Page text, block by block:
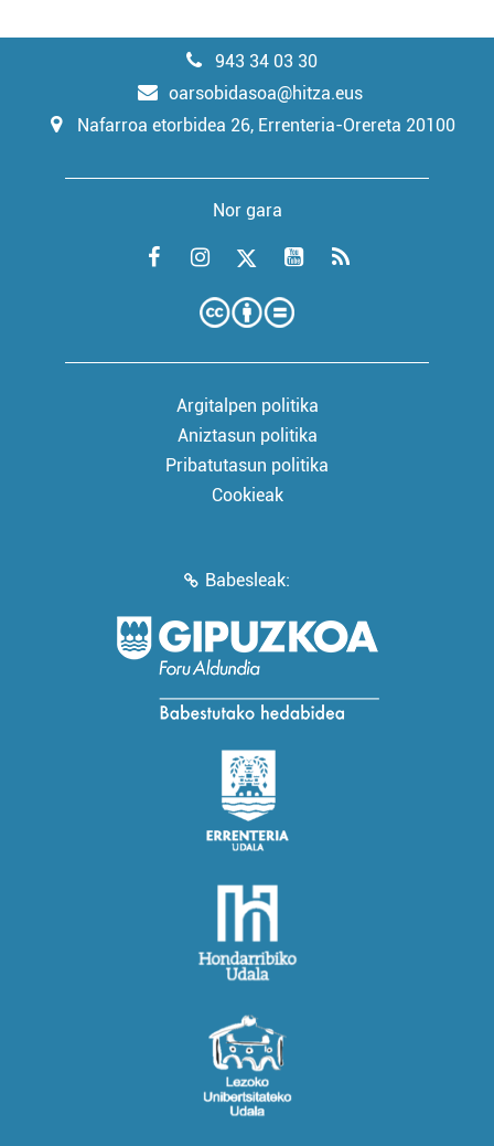
943 34 03 30
oarsobidasoa@hitza.eus
Nafarroa etorbidea 26, Errenteria-Orereta 20100
Nor gara
Argitalpen politika
Aniztasun politika
Pribatutasun politika
Cookieak
Babesleak: